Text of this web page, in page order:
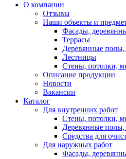
О компании
Отзывы
Наши объекты и
Фасады,
Террасы
Деревянные полы,
Лестницы
Стены, потолки,
Описание продукции
Новости
Вакансии
Каталог
Для внутренних работ
Стены, потолки,
Деревянные полы,
Средства для
Для наружных работ
Фасады,